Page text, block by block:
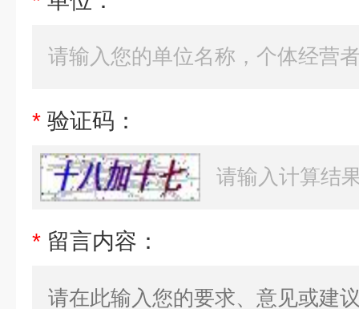
* 验证码：
* 留言内容：